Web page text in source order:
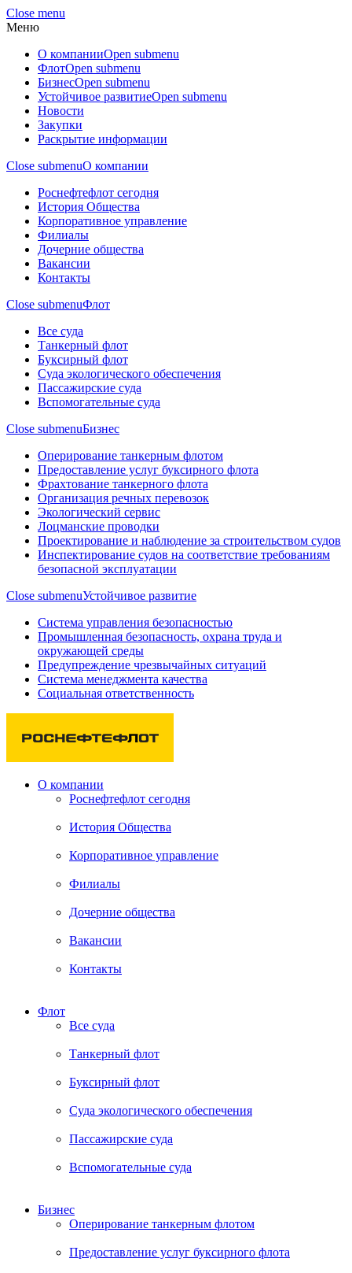
Close menu
Меню
О компанииOpen submenu
ФлотOpen submenu
БизнесOpen submenu
Устойчивое развитиеOpen submenu
Новости
Закупки
Раскрытие информации
Close submenuО компании
Роснефтефлот сегодня
История Общества
Корпоративное управление
Филиалы
Дочерние общества
Вакансии
Контакты
Close submenuФлот
Все суда
Танкерный флот
Буксирный флот
Суда экологического обеспечения
Пассажирские суда
Вспомогательные суда
Close submenuБизнес
Оперирование танкерным флотом
Предоставление услуг буксирного флота
Фрахтование танкерного флота
Организация речных перевозок
Экологический сервис
Лоцманские проводки
Проектирование и наблюдение за строительством судов
Инспектирование судов на соответствие требованиям
безопасной эксплуатации
Close submenuУстойчивое развитие
Система управления безопасностью
Промышленная безопасность, охрана труда и
окружающей среды
Предупреждение чрезвычайных ситуаций
Система менеджмента качества
Социальная ответственность
О компании
Роснефтефлот сегодня
История Общества
Корпоративное управление
Филиалы
Дочерние общества
Вакансии
Контакты
Флот
Все суда
Танкерный флот
Буксирный флот
Суда экологического обеспечения
Пассажирские суда
Вспомогательные суда
Бизнес
Оперирование танкерным флотом
Предоставление услуг буксирного флота